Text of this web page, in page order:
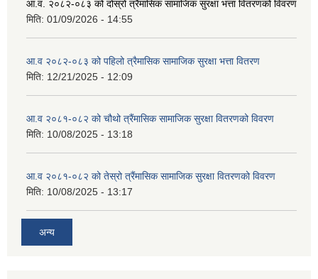
आ.व. २०८२-०८३ को दोस्रो त्रैमासिक सामाजिक सुरक्षा भत्ता वितरणको विवरण
मिति: 01/09/2026 - 14:55
आ.व २०८२-०८३ को पहिलो त्रैमासिक सामाजिक सुरक्षा भत्ता वितरण
मिति: 12/21/2025 - 12:09
आ.व २०८१-०८२ को चौथो त्रैंमासिक सामाजिक सुरक्षा वितरणको विवरण
मिति: 10/08/2025 - 13:18
आ.व २०८१-०८२ को तेस्रो त्रैंमासिक सामाजिक सुरक्षा वितरणको विवरण
मिति: 10/08/2025 - 13:17
अन्य